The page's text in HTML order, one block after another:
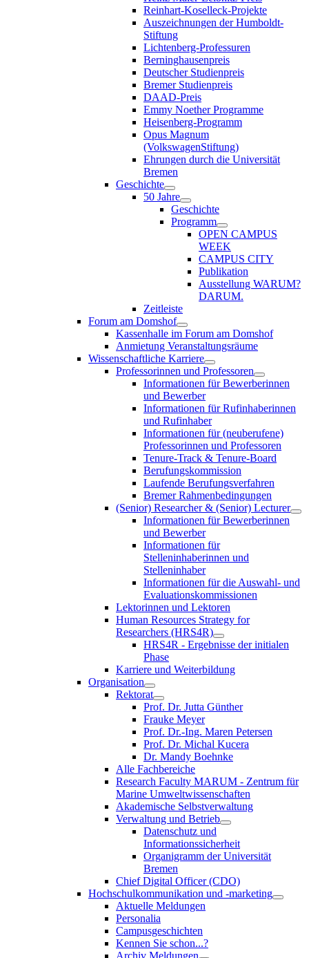
Reinhart-Koselleck-Projekte
Auszeichnungen der Humboldt-
Stiftung
Lichtenberg-Professuren
Berninghausenpreis
Deutscher Studienpreis
Bremer Studienpreis
DAAD-Preis
Emmy Noether Programme
Heisenberg-Programm
Opus Magnum
(VolkswagenStiftung)
Ehrungen durch die Universität
Bremen
Geschichte
50 Jahre
Geschichte
Programm
OPEN CAMPUS
WEEK
CAMPUS CITY
Publikation
Ausstellung WARUM?
DARUM.
Zeitleiste
Forum am Domshof
Kassenhalle im Forum am Domshof
Anmietung Veranstaltungsräume
Wissenschaftliche Karriere
Professorinnen und Professoren
Informationen für Bewerberinnen
und Bewerber
Informationen für Rufinhaberinnen
und Rufinhaber
Informationen für (neuberufene)
Professorinnen und Professoren
Tenure-Track & Tenure-Board
Berufungskommission
Laufende Berufungsverfahren
Bremer Rahmenbedingungen
(Senior) Researcher & (Senior) Lecturer
Informationen für Bewerberinnen
und Bewerber
Informationen für
Stelleninhaberinnen und
Stelleninhaber
Informationen für die Auswahl- und
Evaluationskommissionen
Lektorinnen und Lektoren
Human Resources Strategy for
Researchers (HRS4R)
HRS4R - Ergebnisse der initialen
Phase
Karriere und Weiterbildung
Organisation
Rektorat
Prof. Dr. Jutta Günther
Frauke Meyer
Prof. Dr.-Ing. Maren Petersen
Prof. Dr. Michal Kucera
Dr. Mandy Boehnke
Alle Fachbereiche
Research Faculty MARUM - Zentrum für
Marine Umweltwissenschaften
Akademische Selbstverwaltung
Verwaltung und Betrieb
Datenschutz und
Informationssicherheit
Organigramm der Universität
Bremen
Chief Digital Officer (CDO)
Hochschulkommunikation und -marketing
Aktuelle Meldungen
Personalia
Campusgeschichten
Kennen Sie schon...?
Archiv Meldungen